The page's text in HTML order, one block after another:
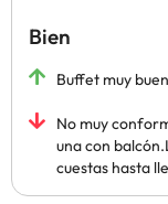
Bien
Buffet muy
No muy
una con
cuestas hasta